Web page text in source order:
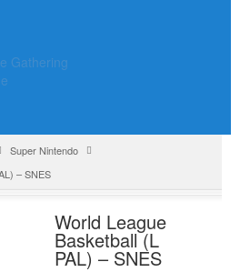
Gathering
Super Nintendo
– SNES
World League
Basketball (L
PAL) – SNES